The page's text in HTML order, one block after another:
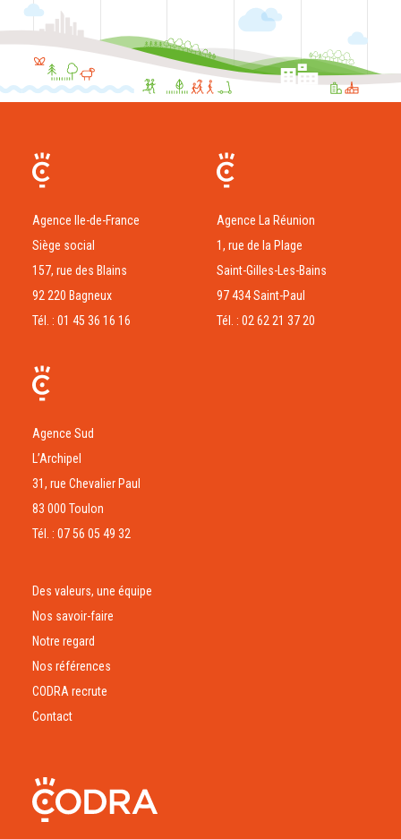
Agence Ile-de-France
Siège social
157, rue des Blains
92 220 Bagneux
Tél. : 01 45 36 16 16
Agence La Réunion
1, rue de la Plage
Saint-Gilles-Les-Bains
97 434 Saint-Paul
Tél. : 02 62 21 37 20
Agence Sud
L’Archipel
31, rue Chevalier Paul
83 000 Toulon
Tél. : 07 56 05 49 32
Des valeurs, une équipe
Nos savoir-faire
Notre regard
Nos références
CODRA recrute
Contact